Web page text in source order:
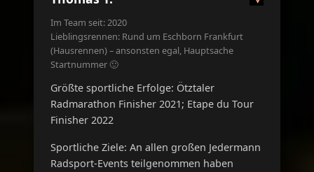
Im Team seit: 2020
Lieblingsrennen: Rund um Eschborn Frankfurt
(Hausrennen) – ansonsten egal, Hauptsache
Startnummer 🙂
Größte sportliche Erfolge: Ötztaler
Radmarathon Finisher 2021; Etape du Tour
Finisher 2022
Sportliche Ziele: An allen großen Jedermann
Radsport-Events teilgenommen haben